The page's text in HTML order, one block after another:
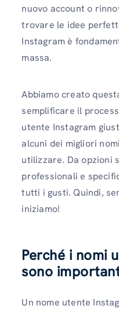
nuovo account o
trovare le idee
Instagram è
massa.
Abbiamo creato
semplificare il
utente Instagram
alcuni dei migliori
utilizzare. Da opzioni
professionali e
tutti i gusti. Quindi,
iniziamo!
Perché i nomi
sono
Un nome utente